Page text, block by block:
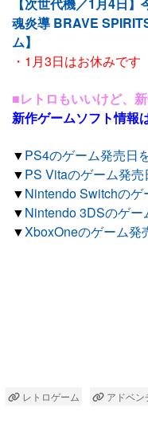
魂炎導 BRAVE
ム】
・1月3日はお休みです
■レトロもいいけど、
新作ゲームソフト情報
▼PS4のゲーム発売日
▼PS Vitaのゲーム発売
▼Nintendo Switchのゲ
▼Nintendo 3DSのゲー
▼XboxOneのゲーム発
レトロゲーム アドベン